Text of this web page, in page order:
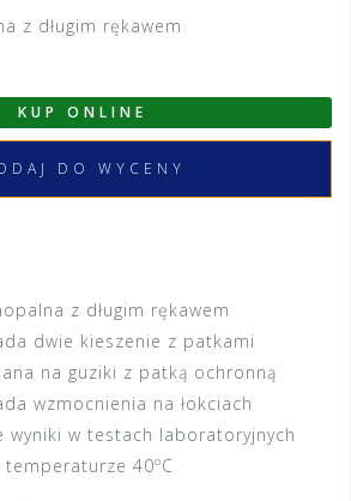
z długim rękawem
KUP ONLINE
DO WYCENY
z długim rękawem
dwie kieszenie z patkami
na guziki z patką ochronną
wzmocnienia na łokciach
wyniki w testach laboratoryjnych
40ºC